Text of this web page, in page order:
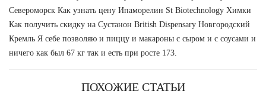
Североморск Как узнать цену Ипаморелин St Biotechnology Химки
Как получить скидку на Сустанон British Dispensary Новгородский
Кремль Я себе позволяю и пиццу и макароны с сыром и с соусами и
ничего как был 67 кг так и есть при росте 173.
ПОХОЖИЕ СТАТЬИ